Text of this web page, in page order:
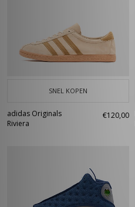
SNEL KOPEN
adidas Originals
Riviera
€120,00